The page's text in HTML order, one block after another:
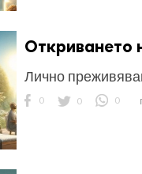
Откриването
Лично
0 0 0